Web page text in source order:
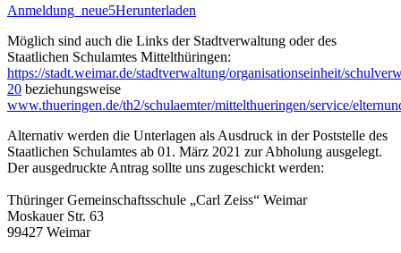
Anmeldung_neue5Herunterladen
Möglich sind auch die Links der Stadtverwaltung oder des
Staatlichen Schulamtes Mittelthüringen:
https://stadt.weimar.de/stadtverwaltung/organisationseinheit/
20 beziehungsweise
www.thueringen.de/th2/schulaemter/mittelthueringen/service/
Alternativ werden die Unterlagen als Ausdruck in der Poststelle des
Staatlichen Schulamtes ab 01. März 2021 zur Abholung ausgelegt.
Der ausgedruckte Antrag sollte uns zugeschickt werden:
Thüringer Gemeinschaftsschule „Carl Zeiss“ Weimar
Moskauer Str. 63
99427 Weimar